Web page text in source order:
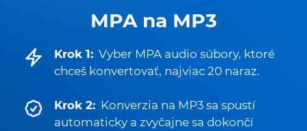
MPA na MP3
Krok 1: Vyber MPA audio súbory, ktoré
chceš konvertovať, najviac 20 naraz.
Krok 2: Konverzia na MP3 sa spustí
automaticky a zvyčajne sa dokončí